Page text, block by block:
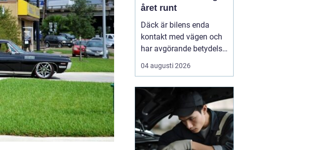
året runt
Däck är bilens enda
kontakt med vägen och
har avgörande betydelse
för både säkerhet,
komfort och
Genom att välja rätt typ
av däck, sköta dem på
rätt s&au...
04 augusti 2026